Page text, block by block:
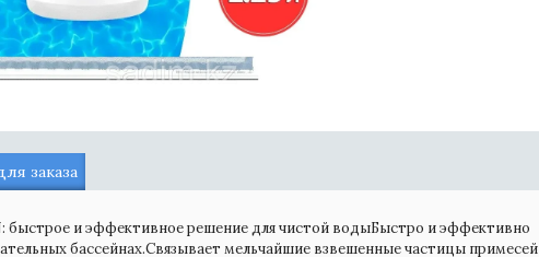
заказа
быстрое и эффективное решение для чистой водыБыстро и эффективно
бассейнах.Связывает мельчайшие взвешенные частицы примесей